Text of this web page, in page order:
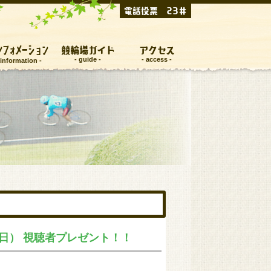
電話投票 23＃
ォメーション 競輪場ガイド アクセス
視聴者プレゼント！！